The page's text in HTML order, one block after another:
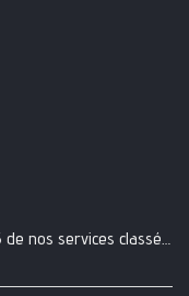
Evaluation HAS : 5 de nos services classés A